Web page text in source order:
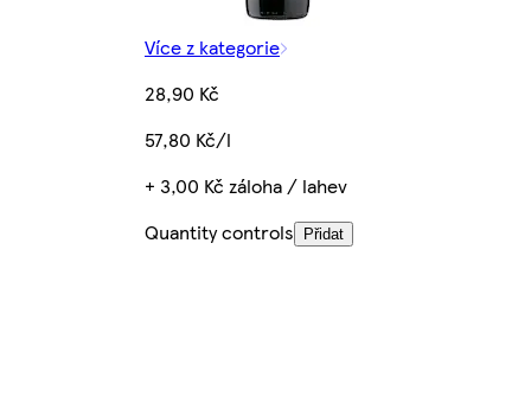
Více z kategorie
28,90 Kč
57,80 Kč/l
+ 3,00 Kč záloha / lahev
Quantity controls
Přidat